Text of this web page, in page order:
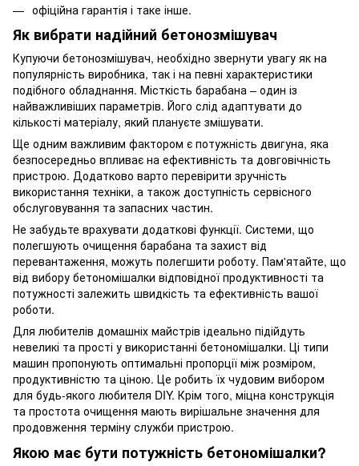
офіційна гарантія і таке інше.
Як вибрати надійний бетонозмішувач
Купуючи бетонозмішувач, необхідно звернути увагу як на
популярність виробника, так і на певні характеристики
подібного обладнання. Місткість барабана – один із
найважливіших параметрів. Його слід адаптувати до
кількості матеріалу, який плануєте змішувати.
Ще одним важливим фактором є потужність двигуна, яка
безпосередньо впливає на ефективність та довговічність
пристрою. Додатково варто перевірити зручність
використання техніки, а також доступність сервісного
обслуговування та запасних частин.
Не забудьте врахувати додаткові функції. Системи, що
полегшують очищення барабана та захист від
перевантаження, можуть полегшити роботу. Пам'ятайте, що
від вибору бетономішалки відповідної продуктивності та
потужності залежить швидкість та ефективність вашої
роботи.
Для любителів домашніх майстрів ідеально підійдуть
невеликі та прості у використанні бетономішалки. Ці типи
машин пропонують оптимальні пропорції між розміром,
продуктивністю та ціною. Це робить їх чудовим вибором
для будь-якого любителя DIY. Крім того, міцна конструкція
та простота очищення мають вирішальне значення для
продовження терміну служби пристрою.
Якою має бути потужність бетономішалки?